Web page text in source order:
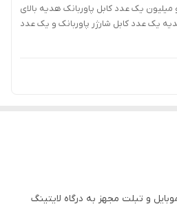
یک عدد کابل پاوربانک هدیه بالای
یک عدد کابل شارژر پاوربانک و یک عدد
و تبلت مجهز به درگاه لایتینگ